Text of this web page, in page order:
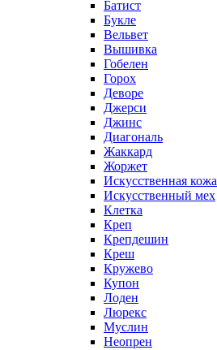
Батист
Букле
Вельвет
Вышивка
Гобелен
Горох
Деворе
Джерси
Джинс
Диагональ
Жаккард
Жоржет
Искусственная кожа
Искусственный мех
Клетка
Креп
Крепдешин
Креш
Кружево
Купон
Лоден
Люрекс
Муслин
Неопрен